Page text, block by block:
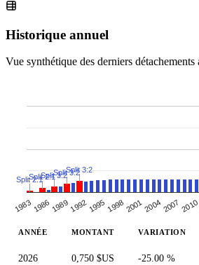
Historique annuel
Vue synthétique des derniers détachements
19831986 198919921995 1998200120042007 2010
Split 2:1Split 2:1Split 3:2Split 3:2Split 3:2
ANNÉE MONTANT VARIATION
2026 0,750 $US -25.00 %